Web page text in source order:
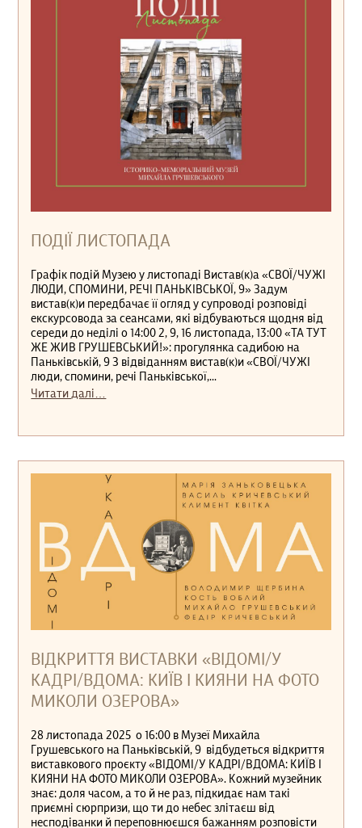
ПОДІЇ ЛИСТОПАДА
Графік подій Музею у листопаді Вистав(к)а «СВОЇ/ЧУЖІ
ЛЮДИ, СПОМИНИ, РЕЧІ ПАНЬКІВСЬКОЇ, 9» Задум
вистав(к)и передбачає її огляд у супроводі розповіді
екскурсовода за сеансами, які відбуваються щодня від
середи до неділі о 14:00 2, 9, 16 листопада, 13:00 «ТА ТУТ
ЖЕ ЖИВ ГРУШЕВСЬКИЙ!»: прогулянка садибою на
Паньківській, 9 З відвіданням вистав(к)и «СВОЇ/ЧУЖІ
люди, спомини, речі Паньківської,...
Читати далі…
ВІДКРИТТЯ ВИСТАВКИ «ВІДОМІ/У
КАДРІ/ВДОМА: КИЇВ І КИЯНИ НА ФОТО
МИКОЛИ ОЗЕРОВА»
28 листопада 2025 о 16:00 в Музеї Михайла
Грушевського на Паньківській, 9 відбудеться відкриття
виставкового проєкту «ВІДОМІ/У КАДРІ/ВДОМА: КИЇВ І
КИЯНИ НА ФОТО МИКОЛИ ОЗЕРОВА». Кожний музейник
знає: доля часом, а то й не раз, підкидає нам такі
приємні сюрпризи, що ти до небес злітаєш від
несподіванки й переповнюєшся бажанням розповісти